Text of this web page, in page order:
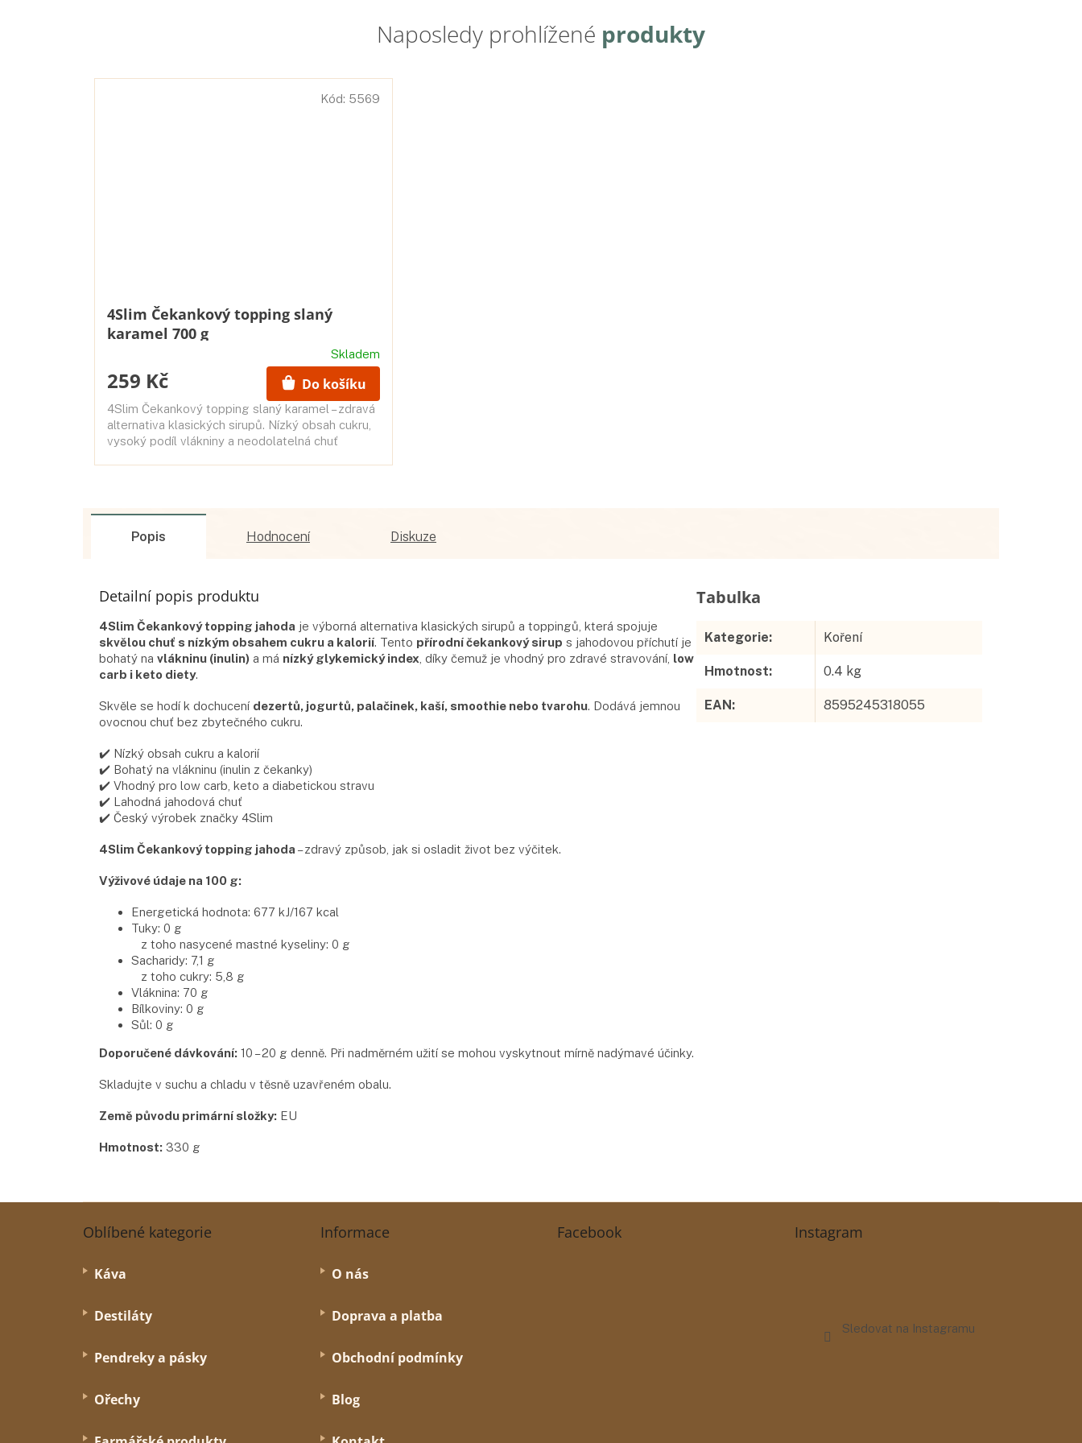
4Slim Čekankový topping slaný
karamel 700 g
Skladem
259 Kč Do košíku
4Slim Čekankový topping slaný karamel – zdravá
alternativa klasických sirupů. Nízký obsah cukru,
vysoký podíl vlákniny a neodolatelná chuť
Kód: 5569
Popis Hodnocení Diskuze
Detailní popis produktu
4Slim Čekankový topping jahoda je výborná alternativa klasických sirupů a toppingů, která spojuje
skvělou chuť s nízkým obsahem cukru a kalorií. Tento přírodní čekankový sirup s jahodovou příchutí je
bohatý na vlákninu (inulin) a má nízký glykemický index , díky čemuž je vhodný pro zdravé stravování, low
carb i keto diety.
Skvěle se hodí k dochucení dezertů, jogurtů, palačinek, kaší, smoothie nebo tvarohu. Dodává jemnou
ovocnou chuť bez zbytečného cukru.
✔️ Nízký obsah cukru a kalorií
✔️ Bohatý na vlákninu (inulin z čekanky)
✔️ Vhodný pro low carb, keto a diabetickou stravu
✔️ Lahodná jahodová chuť
✔️ Český výrobek značky 4Slim
4Slim Čekankový topping jahoda – zdravý způsob, jak si osladit život bez výčitek.
Výživové údaje na 100 g:
Energetická hodnota: 677 kJ/167 kcal
Tuky: 0 g
z toho nasycené mastné kyseliny: 0 g
Sacharidy: 7,1 g
z toho cukry: 5,8 g
Vláknina: 70 g
Bílkoviny: 0 g
Sůl: 0 g
Doporučené dávkování: 10 – 20 g denně. Při nadměrném užití se mohou vyskytnout mírně nadýmavé účinky.
Skladujte v suchu a chladu v těsně uzavřeném obalu.
Země původu primární složky: EU
Hmotnost: 330 g
Kategorie: Koření
Hmotnost: 0.4 kg
EAN: 8595245318055
Z
Oblíbené kategorie
Káva
Destiláty
Pendreky a pásky
Ořechy
Informace
O nás
Doprava a platba
Obchodní podmínky
Blog
Facebook Instagram
Sledovat na Instagramu